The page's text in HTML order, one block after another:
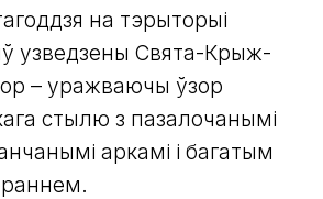
на тэрыторыі
узведзены Свята-Крыж-
– уражваючы ўзор
стылю з пазалочанымі
аркамі і багатым